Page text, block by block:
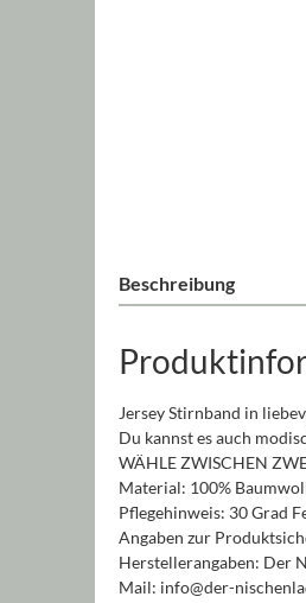
Beschreibung
Jersey Stirnband in
Du kannst es auch
WÄHLE ZWISCHEN
Material: 100%
Pflegehinweis: 30 Grad
Angaben zur
Herstellerangaben: Der
Mail: info@der-